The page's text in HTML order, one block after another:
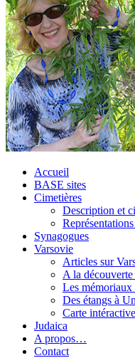
Accueil
BASE sites
Cimetières
Description et
Synagogues
Varsovie
Articles sur
A la
Les
Des étangs à
Carte intéractive
Judaica
A propos…
Contact